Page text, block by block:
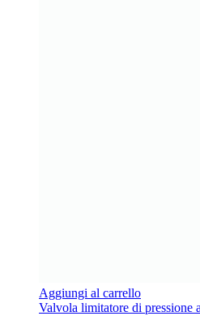
Aggiungi al carrello
Valvola limitatore di pressione